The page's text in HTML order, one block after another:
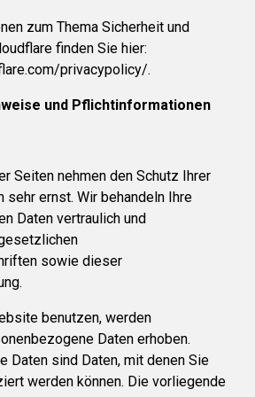
zum Thema Sicherheit und
finden Sie hier:
privacypolicy/.
und Pflichtinformationen
Seiten nehmen den Schutz Ihrer
sehr ernst. Wir behandeln Ihre
Daten vertraulich und
sowie dieser
benutzen, werden
Daten erhoben.
Daten sind Daten, mit denen Sie
werden können. Die vorliegende